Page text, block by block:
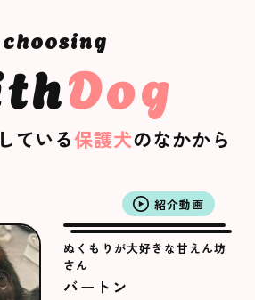
Dog
ている保護犬のなかから
紹介動画
ぬくもりが大好きな甘えん坊
さん
バートン